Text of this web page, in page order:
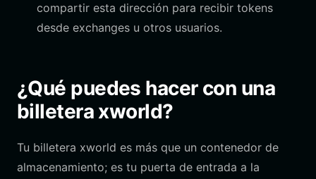
compartir esta dirección para recibir tokens
desde exchanges u otros usuarios.
¿Qué puedes hacer con una
billetera xworld?
Tu billetera xworld es más que un contenedor de
almacenamiento; es tu puerta de entrada a la